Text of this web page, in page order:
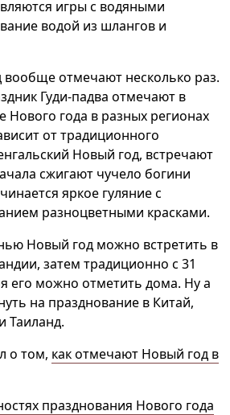
игры с водяными
водой из шлангов и
отмечают несколько раз.
Гуди-падва отмечают в
Нового года в разных регионах
от традиционного
Новый год, встречают
сжигают чучело богини
яркое гуляние с
разноцветными красками.
Новый год можно встретить в
затем традиционно с 31
его можно отметить дома. Ну а
на празднование в Китай,
Таиланд.
о том, как отмечают Новый год в
празднования Нового года